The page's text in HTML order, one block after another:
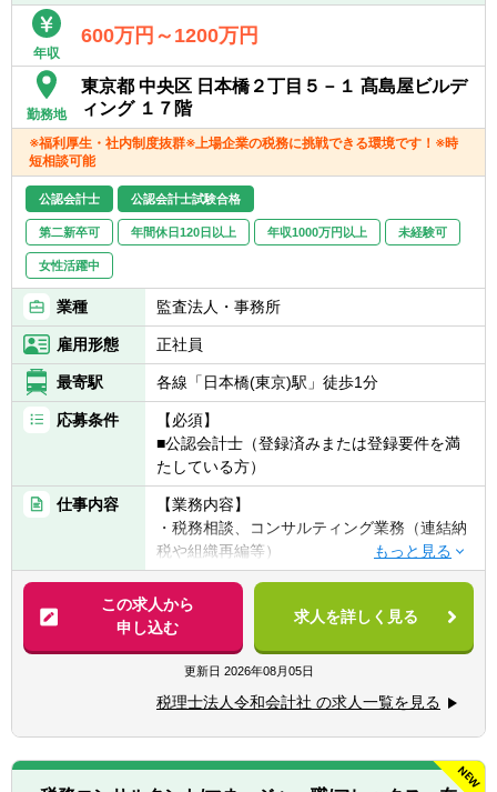
年収
600万円～1200万円
勤務地
東京都 中央区 日本橋２丁目５－１ 髙島屋ビルデ
ィング １７階
※福利厚生・社内制度抜群※上場企業の税務に挑戦できる環境です！※時
短相談可能
公認会計士 公認会計士試験合格
第二新卒可 年間休日120日以上 年収1000万円以上 未経験可
女性活躍中
業種 監査法人・事務所
雇用形態 正社員
最寄駅 各線「日本橋(東京)駅」徒歩1分
応募条件
【必須】
■公認会計士（登録済みまたは登録要件を満
たしている方）
仕事内容
【業務内容】
・税務相談、コンサルティング業務（連結納
税や組織再編等）
・税金計算
・各種税務申告書作成
・年末調整、確定申告業務
・法人設立に関する手続き及び届出
・M＆A業務（税務DD等）
様々な企業の税務業務を通し幅広い経験が積
めます。
※税務関連の業務100％となります。
【同社で働くポイント】
この求人から
申し込む
求人を詳しく見る
更新日 2026年08月05日
税理士法人令和会計社 の求人一覧を見る